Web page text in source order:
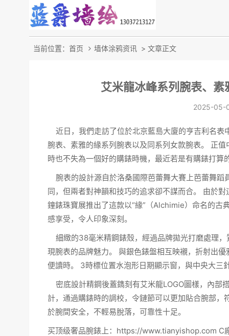
当前位置： 首页 墙体涂鸦资讯 > 文章正文
艾米龍冰峰系列腕表、
2025-05-
近日，我們走訪了位於北京藍島大廈的亨吉利名表
腕表、素雅的緣系列腕表以及同系列女款腕表。 正
時也不失為一個好的購錶時機，最近若是有購錶打算
腕表的設計源自於洛桑國際芭蕾舞大賽上芭蕾舞
同，但兩者對神韻和技巧的追求卻不謀而合。 由於
鐘錶珠寶展推出了這款以“緣”（Alchimie）命名的古
感享受，令人印象深刻。
細緻的38毫米精鋼錶殼，經過品牌拋光打磨處理
現腕表的品牌魅力。 與銀色錶盤相互映襯，折射出
便讀時。 3時標位置水泡形日期顯示窗，與中央大三
密底設計精鋼後蓋鐫刻有艾米龍LOGO圖樣，內部
計，通過購錶時的調校，令鏈節可以更加貼合腕部，
於腕間安全，不輕易脫落，可靠性十足。
买顶级奢品腕錶上： https://www.tianyishop.com C